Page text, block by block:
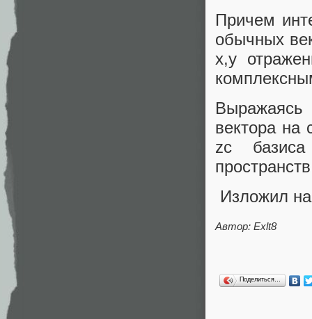
Причем
обычных
x,y
вектора на
zc
Изложил на
Автор: Exlt8
Поделиться…